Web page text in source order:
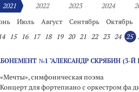
2021 2022 2023 2024
Июль Август Сентябрь Октябрь
15 16 17 18 19 20 21 22 23 24 25
№1 "АЛЕКСАНДР СКРЯБИН (3-
симфоническая поэма
для фортепиано с оркестром фа